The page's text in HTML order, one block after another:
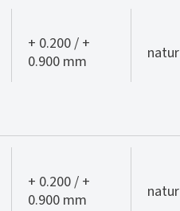
+ 0.200 / +
0.900 mm
natur
+ 0.200 / +
0.900 mm
natur